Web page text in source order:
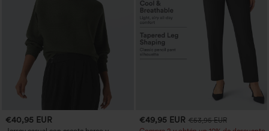
€40,95 EUR €49,95 EUR €53,95 EUR